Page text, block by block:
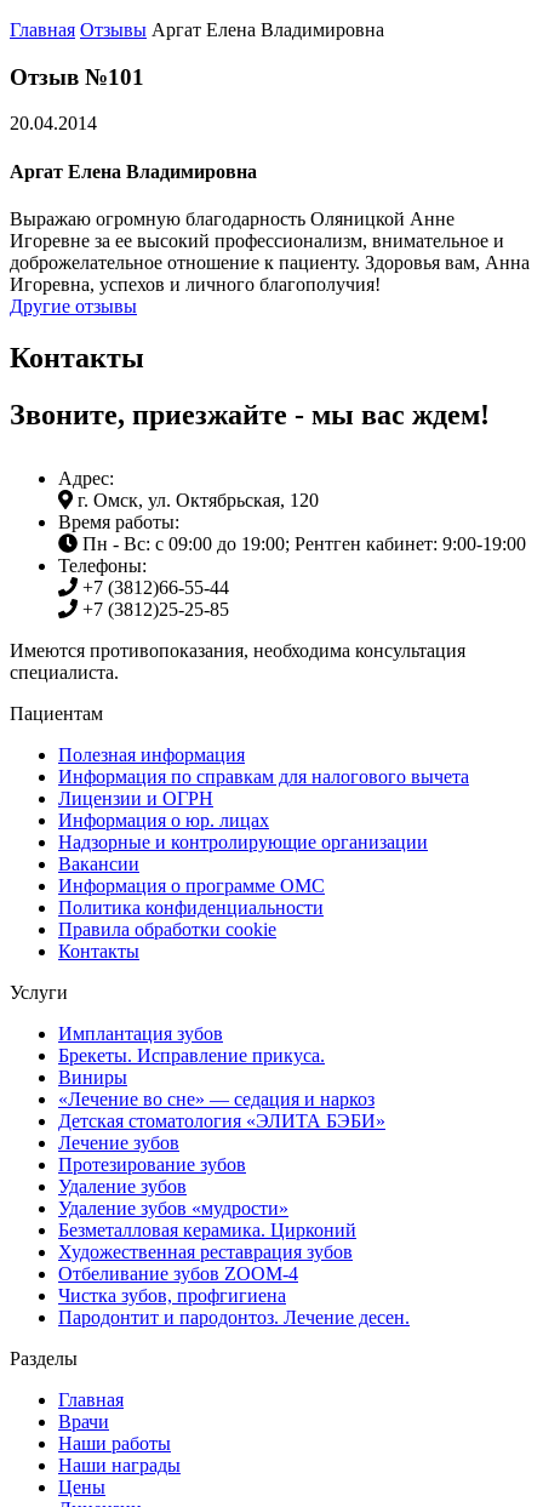
Главная Отзывы Аргат Елена Владимировна
Отзыв №101
20.04.2014
Аргат Елена Владимировна
Выражаю огромную благодарность Оляницкой Анне
Игоревне за ее высокий профессионализм, внимательное и
доброжелательное отношение к пациенту. Здоровья вам, Анна
Игоревна, успехов и личного благополучия!
Другие отзывы
Контакты
Звоните, приезжайте - мы вас ждем!
Адрес:
г. Омск, ул. Октябрьская, 120
Время работы:
Пн - Вс: с 09:00 до 19:00; Рентген кабинет: 9:00-19:00
Телефоны:
+7 (3812)66-55-44
+7 (3812)25-25-85
Имеются противопоказания, необходима консультация
специалиста.
Пациентам
Полезная информация
Информация по справкам для налогового вычета
Лицензии и ОГРН
Информация о юр. лицах
Надзорные и контролирующие организации
Вакансии
Информация о программе ОМС
Политика конфиденциальности
Правила обработки cookie
Контакты
Услуги
Имплантация зубов
Брекеты. Исправление прикуса.
Виниры
«Лечение во сне» — седация и наркоз
Детская стоматология «ЭЛИТА БЭБИ»
Лечение зубов
Протезирование зубов
Удаление зубов
Удаление зубов «мудрости»
Безметалловая керамика. Цирконий
Художественная реставрация зубов
Отбеливание зубов ZOOM-4
Чистка зубов, профгигиена
Пародонтит и пародонтоз. Лечение десен.
Разделы
Главная
Врачи
Наши работы
Наши награды
Цены